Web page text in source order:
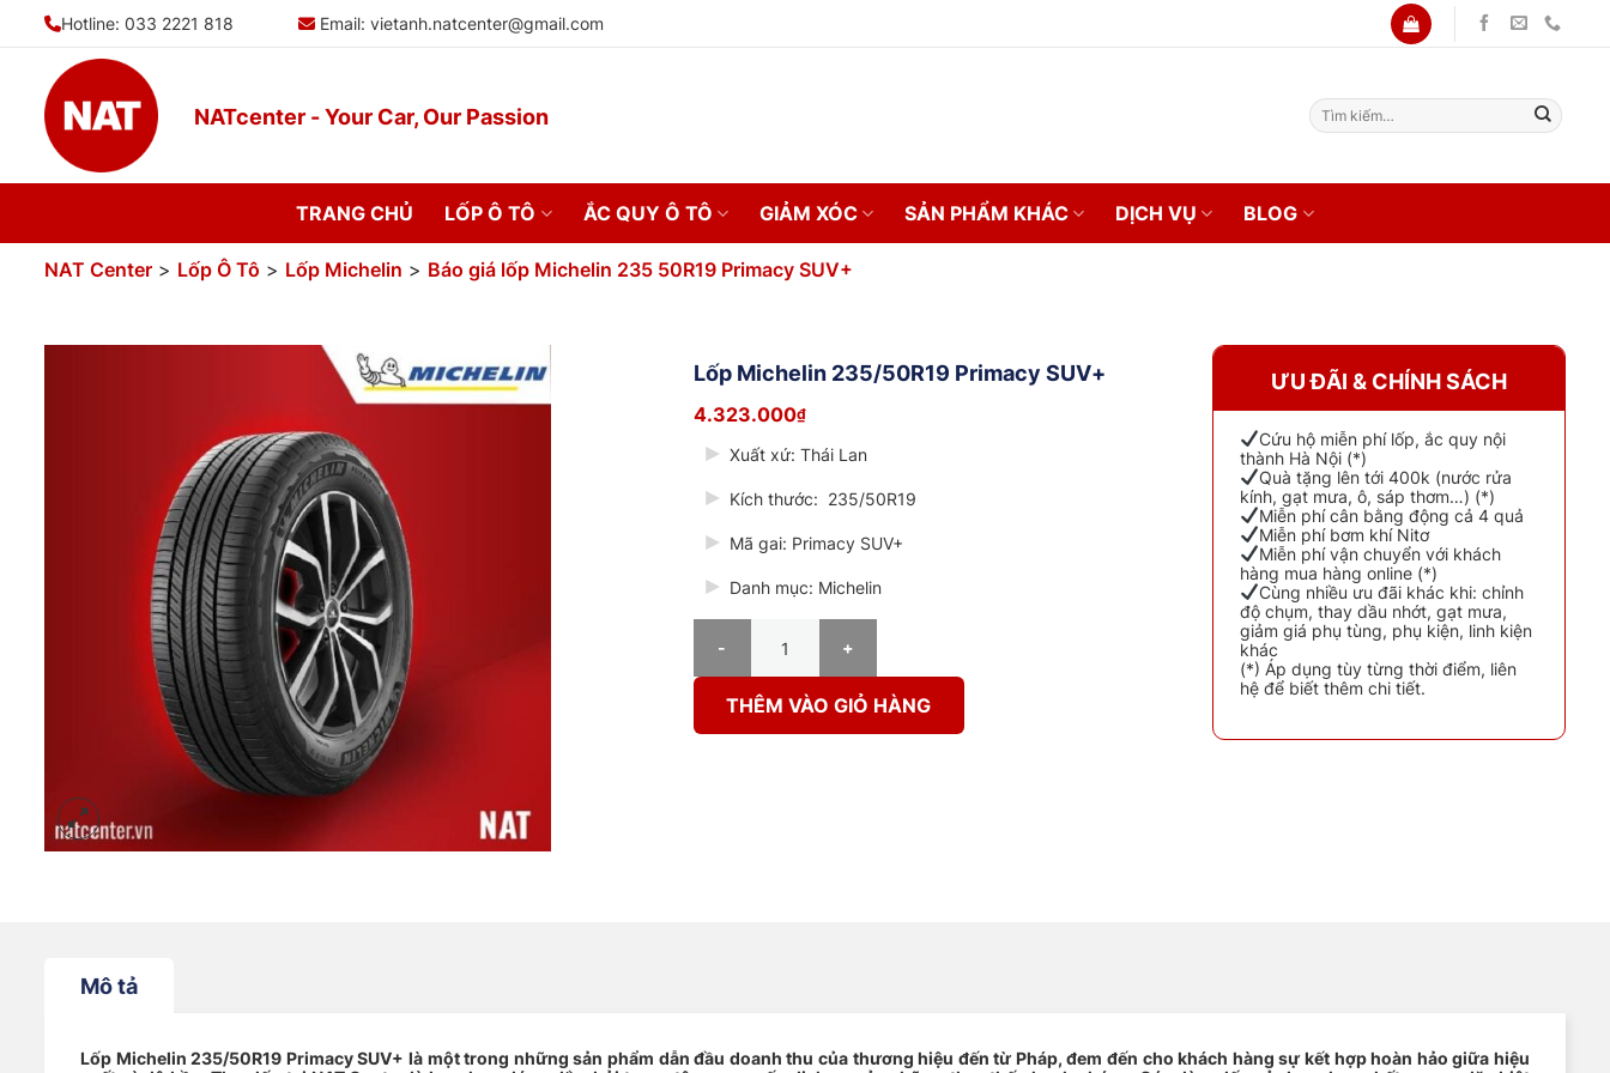
Hotline: 033 2221 818 Email: vietanh.natcenter@gmail.com
NATcenter - Your Car, Our Passion
Tìm
kiếm:
TRANG CHỦ LỐP Ô TÔ ẮC QUY Ô TÔ GIẢM XÓC SẢN PHẨM KHÁC DỊCH VỤ BLOG
NAT Center > Lốp Ô Tô > Lốp Michelin > Báo giá lốp Michelin 235 50R19 Primacy SUV+
Lốp Michelin 235/50R19 Primacy SUV+
4.323.000₫
Xuất xứ: Thái Lan
Kích thước: 235/50R19
Mã gai: Primacy SUV+
Danh mục: Michelin
THÊM VÀO GIỎ HÀNG
ƯU ĐÃI & CHÍNH SÁCH
Cứu hộ miễn phí lốp, ắc quy nội
thành Hà Nội (*)
Quà tặng lên tới 400k (nước rửa
kính, gạt mưa, ô, sáp thơm…) (*)
Miễn phí cân bằng động cả 4 quả
Miễn phí bơm khí Nitơ
Miễn phí vận chuyển với khách
hàng mua hàng online (*)
Cùng nhiều ưu đãi khác khi: chỉnh
độ chụm, thay dầu nhớt, gạt mưa,
giảm giá phụ tùng, phụ kiện, linh kiện
khác
(*) Áp dụng tùy từng thời điểm, liên
hệ để biết thêm chi tiết.
Mô tả
Lốp Michelin 235/50R19 Primacy SUV+ là một trong những sản phẩm dẫn đầu doanh thu của thương hiệu đến từ Pháp, đem đến cho khách hàng sự kết hợp hoàn hảo giữa hiệu